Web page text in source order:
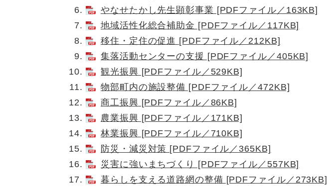
やなせたかし先生顕彰事業 [PDFファイル／163KB]
地域活性化総合補助金 [PDFファイル／117KB]
移住・定住の促進 [PDFファイル／212KB]
集落活動センターの支援 [PDFファイル／405KB]
観光振興 [PDFファイル／529KB]
物部町内の施設整備 [PDFファイル／472KB]
商工振興 [PDFファイル／86KB]
農業振興 [PDFファイル／171KB]
林業振興 [PDFファイル／710KB]
防災・減災対策 [PDFファイル／365KB]
災害に強いまちづくり [PDFファイル／557KB]
暮らしを支える道路網の整備 [PDFファイル／273KB]